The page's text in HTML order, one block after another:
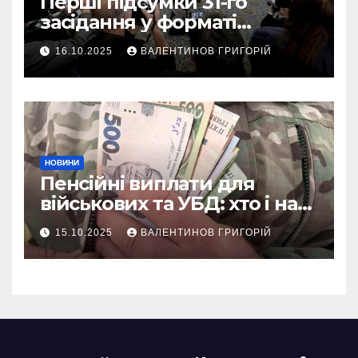
засідання у форматі
“Рамштайн”: що
домовилися союзники
України
16.10.2025 ВАЛЕНТИНОВ ГРИГОРІЙ
НОВИНИ
Пенсійні виплати для
військових та УБД: хто і на
що може розраховувати
15.10.2025 ВАЛЕНТИНОВ ГРИГОРІЙ